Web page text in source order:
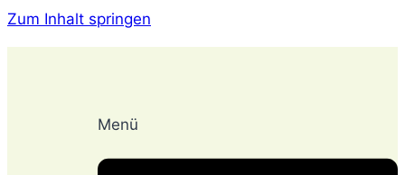
Zum Inhalt springen
Menü